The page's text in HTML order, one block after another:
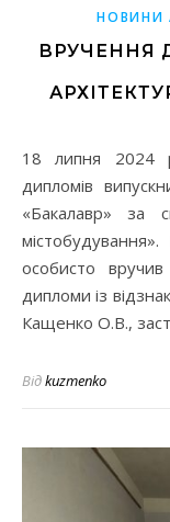
НОВИНИ
ВРУЧЕННЯ
18 липня 2024 року відбулося урочисте вручення
дипломів
«Бакалавр» за
містобудування».
особисто
дипломи із
Кащенко О.В.,
Відkuzmenko